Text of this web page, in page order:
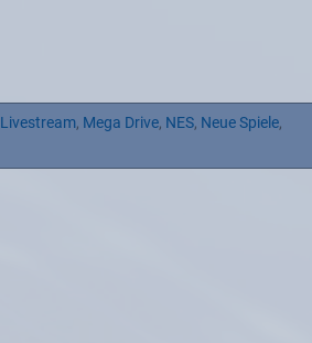
Livestream, Mega Drive, NES, Neue Spiele,